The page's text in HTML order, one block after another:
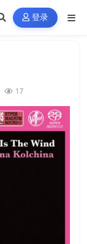
登录
17